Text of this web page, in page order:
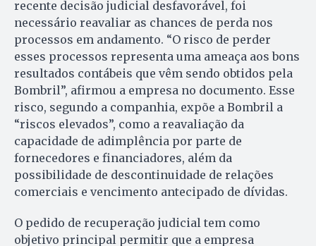
recente decisão judicial desfavorável, foi
necessário reavaliar as chances de perda nos
processos em andamento. “O risco de perder
esses processos representa uma ameaça aos bons
resultados contábeis que vêm sendo obtidos pela
Bombril”, afirmou a empresa no documento. Esse
risco, segundo a companhia, expõe a Bombril a
“riscos elevados”, como a reavaliação da
capacidade de adimplência por parte de
fornecedores e financiadores, além da
possibilidade de descontinuidade de relações
comerciais e vencimento antecipado de dívidas.
O pedido de recuperação judicial tem como
objetivo principal permitir que a empresa